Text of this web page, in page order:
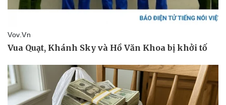
Thế giới thể thao
eSports